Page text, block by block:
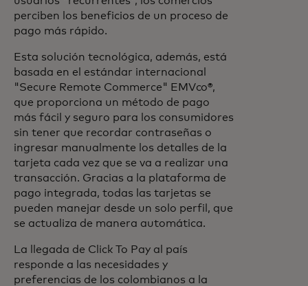
perciben los beneficios de un proceso de
pago más rápido.
Esta solución tecnológica, además, está
basada en el estándar internacional
"Secure Remote Commerce" EMVco®,
que proporciona un método de pago
más fácil y seguro para los consumidores
sin tener que recordar contraseñas o
ingresar manualmente los detalles de la
tarjeta cada vez que se va a realizar una
transacción. Gracias a la plataforma de
pago integrada, todas las tarjetas se
pueden manejar desde un solo perfil, que
se actualiza de manera automática.
La llegada de Click To Pay al país
responde a las necesidades y
preferencias de los colombianos a la